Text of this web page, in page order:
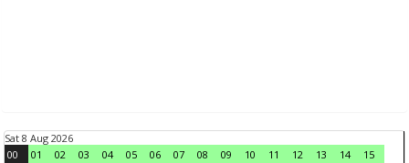
Sat 8 Aug 2026
00
01 02 03 04 05 06 07 08 09 10 11 12 13 14
15